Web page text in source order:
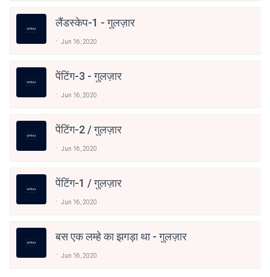
लैंडस्केप-1 - गुलज़ार
Jun 16, 2020
पेंटिंग-3 - गुलज़ार
Jun 16, 2020
पेंटिंग-2 / गुलज़ार
Jun 16, 2020
पेंटिंग-1 / गुलज़ार
Jun 16, 2020
बस एक लम्हे का झगड़ा था - गुलज़ार
Jun 16, 2020